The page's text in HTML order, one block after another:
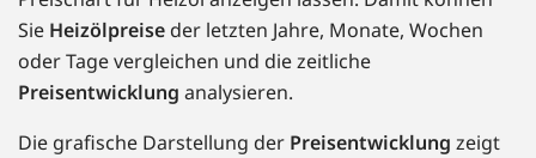
Sie Heizölpreise der letzten Jahre, Monate, Wochen
oder Tage vergleichen und die zeitliche
Preisentwicklung analysieren.
Die grafische Darstellung der Preisentwicklung zeigt